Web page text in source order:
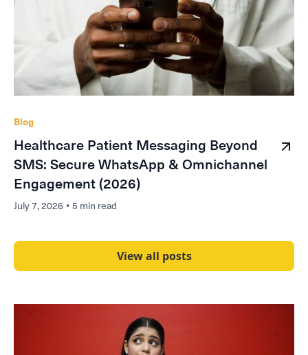
Blog
Healthcare Patient Messaging Beyond
SMS: Secure WhatsApp & Omnichannel
Engagement (2026)
July 7, 2026 • 5 min read
View all posts